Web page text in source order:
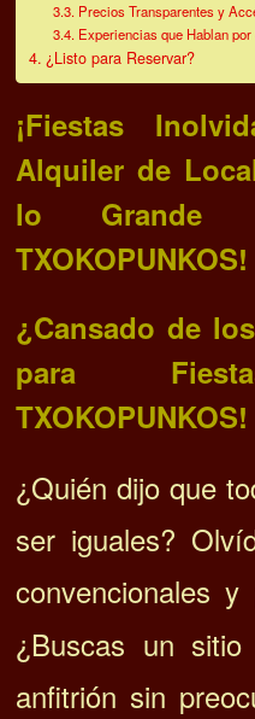
Precios Transparentes y
Experiencias que Hablan
¿Listo para Reservar?
¡Fiestas
Alquiler de
lo Grande
TXOKOPUNKOS!
¿Cansado de
para
TXOKOPUNKOS!
¿Quién dijo que
ser iguales?
convencionales y
¿Buscas un
anfitrión sin